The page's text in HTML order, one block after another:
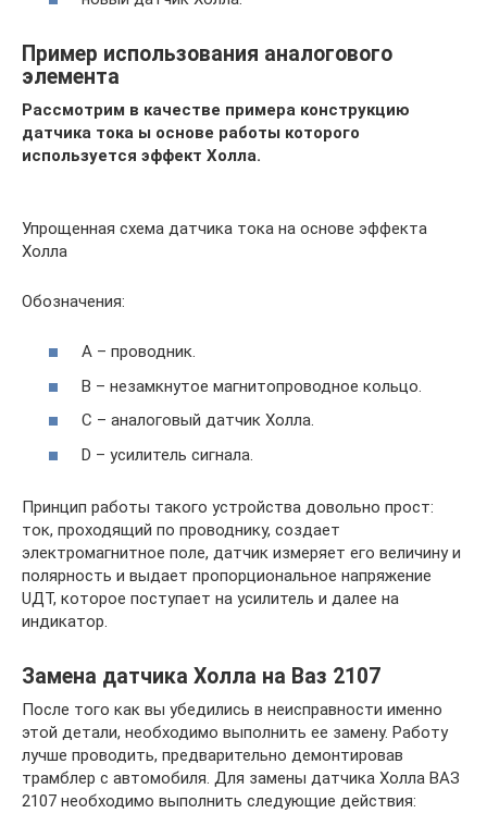
Пример использования аналогового
элемента
Рассмотрим в качестве примера конструкцию
датчика тока ы основе работы которого
используется эффект Холла.
Упрощенная схема датчика тока на основе эффекта
Холла
Обозначения:
А – проводник.
В – незамкнутое магнитопроводное кольцо.
С – аналоговый датчик Холла.
D – усилитель сигнала.
Принцип работы такого устройства довольно прост:
ток, проходящий по проводнику, создает
электромагнитное поле, датчик измеряет его величину и
полярность и выдает пропорциональное напряжение
UДТ, которое поступает на усилитель и далее на
индикатор.
Замена датчика Холла на Ваз 2107
После того как вы убедились в неисправности именно
этой детали, необходимо выполнить ее замену. Работу
лучше проводить, предварительно демонтировав
трамблер с автомобиля. Для замены датчика Холла ВАЗ
2107 необходимо выполнить следующие действия: